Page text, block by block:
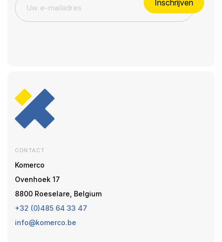
Inschrijven
CONTACT
Komerco
Ovenhoek 17
8800 Roeselare, Belgium
+32 (0)485 64 33 47
info@komerco.be